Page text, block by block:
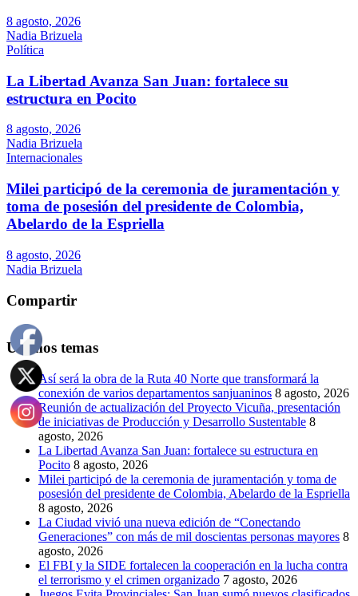
8 agosto, 2026
Nadia Brizuela
Política
La Libertad Avanza San Juan: fortalece su
estructura en Pocito
8 agosto, 2026
Nadia Brizuela
Internacionales
Milei participó de la ceremonia de juramentación y
toma de posesión del presidente de Colombia,
Abelardo de la Espriella
8 agosto, 2026
Nadia Brizuela
Compartir
Últimos temas
Así será la obra de la Ruta 40 Norte que transformará la
conexión de varios departamentos sanjuaninos 8 agosto, 2026
Reunión de actualización del Proyecto Vicuña, presentación
de iniciativas de Producción y Desarrollo Sustentable 8
agosto, 2026
La Libertad Avanza San Juan: fortalece su estructura en
Pocito 8 agosto, 2026
Milei participó de la ceremonia de juramentación y toma de
posesión del presidente de Colombia, Abelardo de la Espriella
8 agosto, 2026
La Ciudad vivió una nueva edición de “Conectando
Generaciones” con más de mil doscientas personas mayores 8
agosto, 2026
El FBI y la SIDE fortalecen la cooperación en la lucha contra
el terrorismo y el crimen organizado 7 agosto, 2026